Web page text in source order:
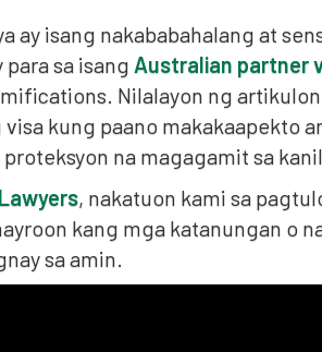
ay isang nakababahalang at
sa isang Australian partner
Nilalayon ng
kung paano makakaapekto
na magagamit sa
, nakatuon kami sa
kang mga katanungan o
sa amin.